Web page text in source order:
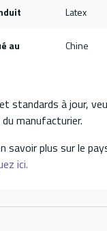
Latex
au Chine
standards à jour,
manufacturier.
savoir plus sur le
ici.